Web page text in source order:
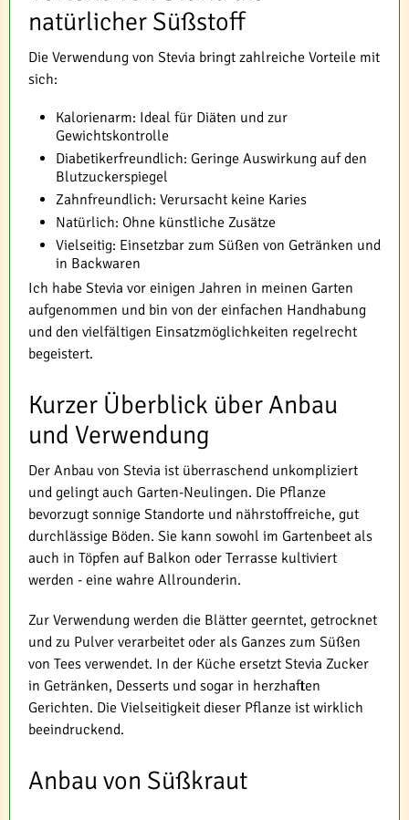
natürlicher Süßstoff
Die Verwendung von Stevia bringt zahlreiche Vorteile mit
sich:
Kalorienarm: Ideal für Diäten und zur
Gewichtskontrolle
Diabetikerfreundlich: Geringe Auswirkung auf den
Blutzuckerspiegel
Zahnfreundlich: Verursacht keine Karies
Natürlich: Ohne künstliche Zusätze
Vielseitig: Einsetzbar zum Süßen von Getränken und
in Backwaren
Ich habe Stevia vor einigen Jahren in meinen Garten
aufgenommen und bin von der einfachen Handhabung
und den vielfältigen Einsatzmöglichkeiten regelrecht
begeistert.
Kurzer Überblick über Anbau
und Verwendung
Der Anbau von Stevia ist überraschend unkompliziert
und gelingt auch Garten-Neulingen. Die Pflanze
bevorzugt sonnige Standorte und nährstoffreiche, gut
durchlässige Böden. Sie kann sowohl im Gartenbeet als
auch in Töpfen auf Balkon oder Terrasse kultiviert
werden - eine wahre Allrounderin.
Zur Verwendung werden die Blätter geerntet, getrocknet
und zu Pulver verarbeitet oder als Ganzes zum Süßen
von Tees verwendet. In der Küche ersetzt Stevia Zucker
in Getränken, Desserts und sogar in herzhaften
Gerichten. Die Vielseitigkeit dieser Pflanze ist wirklich
beeindruckend.
Anbau von Süßkraut